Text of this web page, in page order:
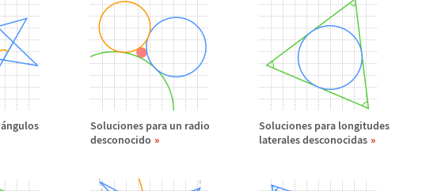
ángulos
Soluciones para un radio
desconocido
Soluciones para longitudes
laterales desconocidas